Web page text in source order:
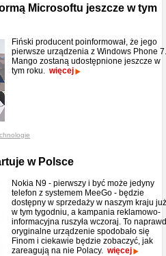
Microsoftu jeszcze w tym
Fiński producent poinformował, że jego
pierwsze urządzenia z Windows Phone
Mango zostaną udostępnione jeszcze w
tym roku. więcej
w Polsce
Nokia N9 - pierwszy i być może jedyny
telefon z systemem MeeGo - będzie
dostępny w sprzedaży w naszym kraju już
w tym tygodniu, a kampania reklamowo-
informacyjna ruszyła wczoraj. To
oryginalne urządzenie spodobało się
Finom i ciekawie będzie zobaczyć, jak
zareagują na nie Polacy. więcej